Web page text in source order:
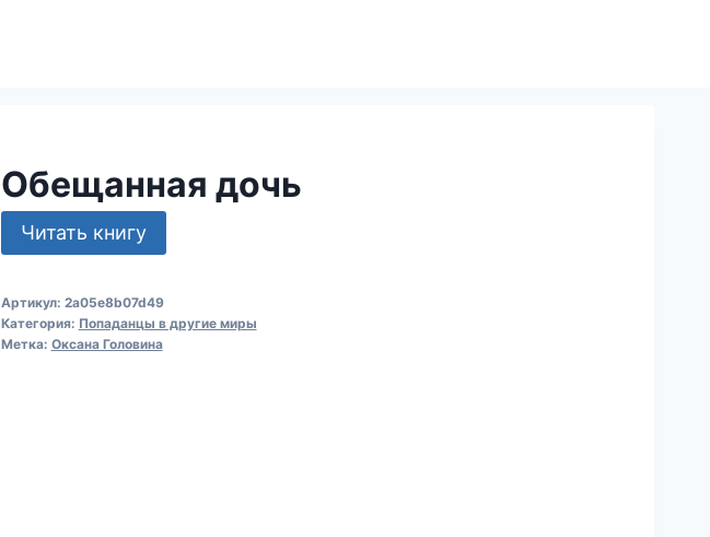
Обещанная дочь
Читать книгу
Артикул: 2a05e8b07d49
Категория: Попаданцы в другие миры
Метка: Оксана Головина